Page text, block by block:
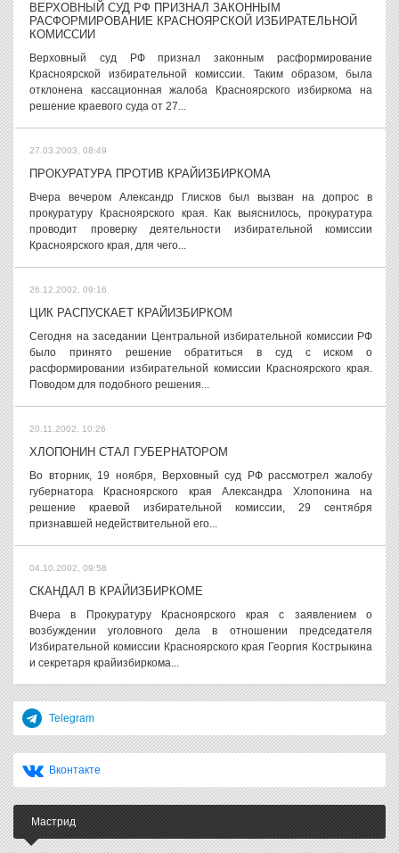
ВЕРХОВНЫЙ СУД РФ ПРИЗНАЛ ЗАКОННЫМ
РАСФОРМИРОВАНИЕ КРАСНОЯРСКОЙ ИЗБИРАТЕЛЬНОЙ
КОМИССИИ
Верховный суд РФ признал законным расформирование
Красноярской избирательной комиссии. Таким образом, была
отклонена кассационная жалоба Красноярского избиркома на
решение краевого суда от 27...
27.03.2003, 08:49
ПРОКУРАТУРА ПРОТИВ КРАЙИЗБИРКОМА
Вчера вечером Александр Глисков был вызван на допрос в
прокуратуру Красноярского края. Как выяснилось, прокуратура
проводит проверку деятельности избирательной комиссии
Красноярского края, для чего...
26.12.2002, 09:16
ЦИК РАСПУСКАЕТ КРАЙИЗБИРКОМ
Сегодня на заседании Центральной избирательной комиссии РФ
было принято решение обратиться в суд с иском о
расформировании избирательной комиссии Красноярского края.
Поводом для подобного решения...
20.11.2002, 10:26
ХЛОПОНИН СТАЛ ГУБЕРНАТОРОМ
Во вторник, 19 ноября, Верховный суд РФ рассмотрел жалобу
губернатора Красноярского края Александра Хлопонина на
решение краевой избирательной комиссии, 29 сентября
признавшей недействительной его...
04.10.2002, 09:58
СКАНДАЛ В КРАЙИЗБИРКОМЕ
Вчера в Прокуратуру Красноярского края с заявлением о
возбуждении уголовного дела в отношении председателя
Избирательной комиссии Красноярского края Георгия Кострыкина
и секретаря крайизбиркома...
Telegram
Вконтакте
Мастрид